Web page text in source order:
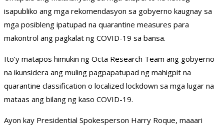
isapubliko ang mga rekomendasyon sa gobyerno kaugnay sa
mga posibleng ipatupad na quarantine measures para
makontrol ang pagkalat ng COVID-19 sa bansa.
Ito’y matapos himukin ng Octa Research Team ang gobyerno
na ikunsidera ang muling pagpapatupad ng mahigpit na
quarantine classification o localized lockdown sa mga lugar na
mataas ang bilang ng kaso COVID-19.
Ayon kay Presidential Spokesperson Harry Roque, maaari